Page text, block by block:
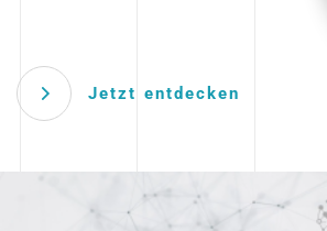
Jetzt entdecken